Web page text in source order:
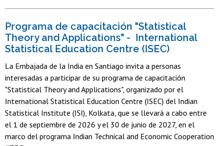
Programa de capacitación "Statistical
Theory and Applications" - International
Statistical Education Centre (ISEC)
La Embajada de la India en Santiago invita a personas
interesadas a participar de su programa de capacitación
"Statistical Theory and Applications", organizado por el
International Statistical Education Centre (ISEC) del Indian
Statistical Institute (ISI), Kolkata, que se llevará a cabo entre
el 1 de septiembre de 2026 y el 30 de junio de 2027, en el
marco del programa Indian Technical and Economic Cooperation